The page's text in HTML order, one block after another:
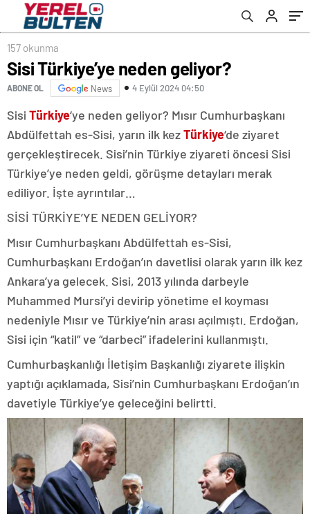
157 okunma
Sisi Türkiye’ye neden geliyor?
ABONE OL News 4 Eylül 2024 04:50
Sisi Türkiye‘ye neden geliyor? Mısır Cumhurbaşkanı
Abdülfettah es-Sisi, yarın ilk kezTürkiye‘de ziyaret
gerçekleştirecek. Sisi’nin Türkiye ziyareti öncesi Sisi
Türkiye’ye neden geldi, görüşme detayları merak
ediliyor. İşte ayrıntılar…
SİSİ TÜRKİYE’YE NEDEN GELİYOR?
Mısır Cumhurbaşkanı Abdülfettah es-Sisi,
Cumhurbaşkanı Erdoğan’ın davetlisi olarak yarın ilk kez
Ankara’ya gelecek. Sisi, 2013 yılında darbeyle
Muhammed Mursi’yi devirip yönetime el koyması
nedeniyle Mısır ve Türkiye’nin arası açılmıştı. Erdoğan,
Sisi için “katil” ve “darbeci” ifadelerini kullanmıştı.
Cumhurbaşkanlığı İletişim Başkanlığı ziyarete ilişkin
yaptığı açıklamada, Sisi’nin Cumhurbaşkanı Erdoğan’ın
davetiyle Türkiye’ye geleceğini belirtti.